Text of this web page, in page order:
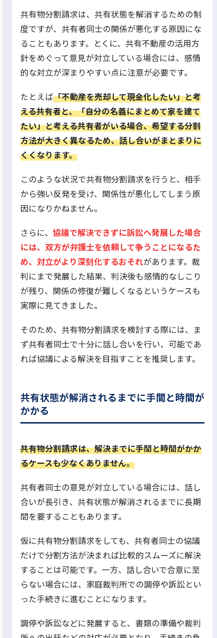
共有物分割請求は、共有状態を解消するための制
度ですが、共有者同士の関係が悪化する原因にな
ることもあります。とくに、共有不動産の活用方
針をめぐって意見が対立している場合には、感情
的な対立が深まりやすい点に注意が必要です。
たとえば「不動産を売却して現金化したい」と考
える共有者と、「自分の名義にまとめて家を建て
たい」と考える共有者がいる場合、希望する分割
方法が大きく異なるため、話し合いがまとまりに
くくなります。
このような状況で共有物分割請求を行うと、相手
から強い反発を受け、関係性が悪化してしまう原
因になりかねません。
さらに、 協議で解決できずに訴訟へ発展した場合
には、双方が弁護士を依頼して争うことになるた
め、対立がより深刻化するおそれがあります。裁
判にまで発展した結果、判決後も感情的なしこり
が残り、関係の修復が難しくなるというケースも
実際に見てきました。
そのため、共有物分割請求を検討する際には、ま
ず共有者同士で十分に話し合いを行い、可能であ
れば協議による解決を目指すことを推奨します。
共有状態が解消されるまでに手間と時間が
かかる
共有物分割請求は、解決までに手間と時間がかか
るケースも少なくありません。
共有者同士の意見が対立している場合には、話し
合いが長引き、共有状態が解消されるまでに長期
間を要することもあります。
仮に共有物分割請求をしても、共有者同士の協議
だけで分割方法が決まれば比較的スムーズに解決
することは可能です。一方、話し合いで合意に至
らない場合には、家庭裁判所での調停や訴訟とい
った手続きに進むことになります。
調停や訴訟などに発展すると、書類の準備や裁判